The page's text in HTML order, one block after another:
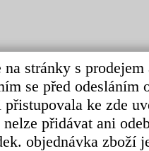
na stránky s
se před
ke zde
nelze přidávat ani
objednávka zboží